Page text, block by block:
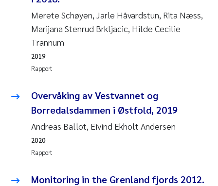
Kasper Hancke
Svetlana Pakhomova
Susanne Jøntvedt Jørgensen
André Staalstrøm
Uta Brandt
Samantha Goncalves Prat
Merete Schøyen, Jarle Håvardstun, Rita Næss,
Marijana Stenrud Brkljacic, Hilde Cecilie
Trannum
Rapport
2019
Overvåking av Vestvannet og
Borredalsdammen i Østfold, 2019
Andreas Ballot, Eivind Ekholt Andersen
Rapport
2020
Monitoring in the Grenland fjords 2012.